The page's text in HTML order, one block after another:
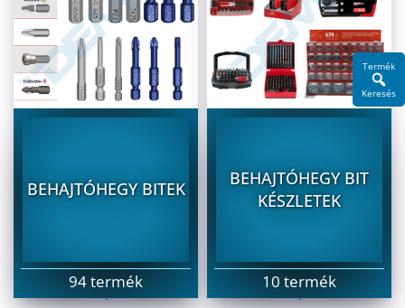
BEHAJTÓHEGY BITEK
94 termék
BEHAJTÓHEGY BIT
KÉSZLETEK
10 termék
Termék
Keresés